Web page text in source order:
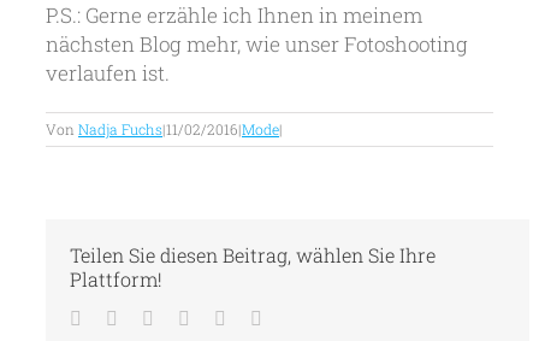
P.S.: Gerne erzähle ich Ihnen in meinem
nächsten Blog mehr, wie unser Fotoshooting
verlaufen ist.
Von Nadja Fuchs|11/02/2016|Mode|
Teilen Sie diesen Beitrag, wählen Sie Ihre
Plattform!
Facebook
TwitterLinkedIn
TumblrPinterest